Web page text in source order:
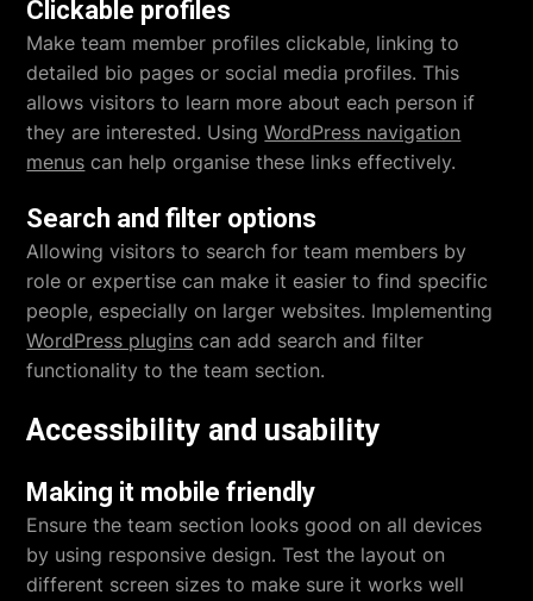
Clickable profiles
Make team member profiles clickable, linking to
detailed bio pages or social media profiles. This
allows visitors to learn more about each person if
they are interested. UsingWordPress navigation
menus can help organise these links effectively.
Search and filter options
Allowing visitors to search for team members by
role or expertise can make it easier to find specific
people, especially on larger websites. Implementing
WordPress plugins can add search and filter
functionality to the team section.
Accessibility and usability
Making it mobile friendly
Ensure the team section looks good on all devices
by using responsive design. Test the layout on
different screen sizes to make sure it works well